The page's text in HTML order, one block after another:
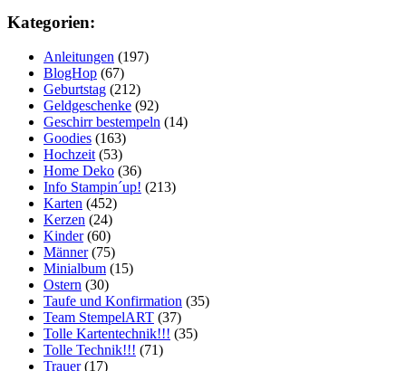
Kategorien:
Anleitungen (197)
BlogHop (67)
Geburtstag (212)
Geldgeschenke (92)
Geschirr bestempeln (14)
Goodies (163)
Hochzeit(53)
Home Deko (36)
Info Stampin´up! (213)
Karten (452)
Kerzen (24)
Kinder(60)
Männer(75)
Minialbum (15)
Ostern (30)
Taufe und Konfirmation (35)
Team StempelART (37)
Tolle Kartentechnik!!! (35)
Tolle Technik!!! (71)
Trauer(17)